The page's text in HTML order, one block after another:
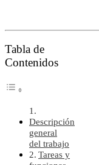
Tabla de
Contenidos
Descripción
general
del trabajo
Tareas y